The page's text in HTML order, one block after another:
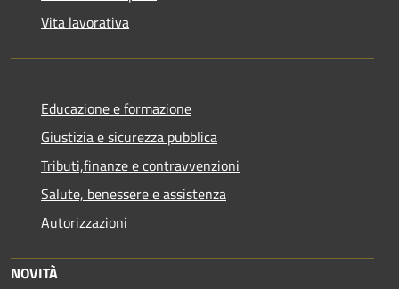
Vita lavorativa
Educazione e formazione
Giustizia e sicurezza pubblica
Tributi,finanze e contravvenzioni
Salute, benessere e assistenza
Autorizzazioni
NOVITÀ